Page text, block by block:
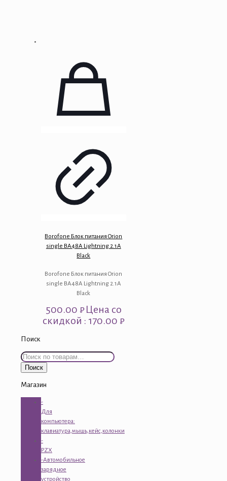
Borofone Блок питания Orion
single BA48A Lightning 2.1A
Black
Borofone Блок питания Orion
single BA48A Lightning 2.1A
Black
500.00 ₽Цена со
скидкой : 170.00 ₽
Поиск
Искать:
Поиск
Магазин
-
Для
компьютера:
клавиатура,мышь,кейс,колонки
-
PZX
-Автомобильное
зарядное
устройство